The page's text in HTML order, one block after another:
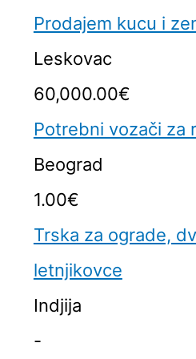
Prodajem kucu i
Leskovac
60,000.00€
Potrebni vozači za
Beograd
1.00€
Trska za ograde,
letnjikovce
Indjija
-